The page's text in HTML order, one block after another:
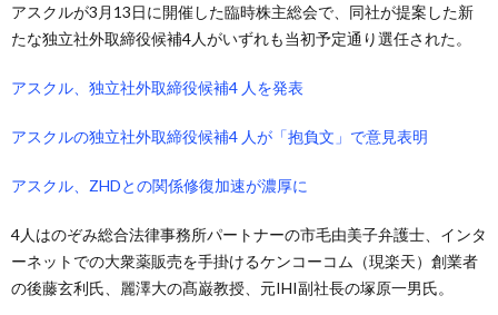
アスクルが3月13日に開催した臨時株主総会で、同社が提案した新
たな独立社外取締役候補4人がいずれも当初予定通り選任された。
アスクル、独立社外取締役候補4 人を発表
アスクルの独立社外取締役候補4 人が「抱負文」で意見表明
アスクル、ZHDとの関係修復加速が濃厚に
4人はのぞみ総合法律事務所パートナーの市毛由美子弁護士、インタ
ーネットでの大衆薬販売を手掛けるケンコーコム（現楽天）創業者
の後藤玄利氏、麗澤大の髙巌教授、元IHI副社長の塚原一男氏。